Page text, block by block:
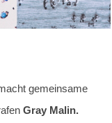
gemeinsame
Gray Malin.